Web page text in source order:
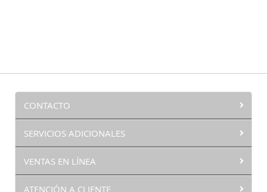
CONTACTO
SERVICIOS ADICIONALES
VENTAS EN LÍNEA
ATENCIÓN A CLIENTE